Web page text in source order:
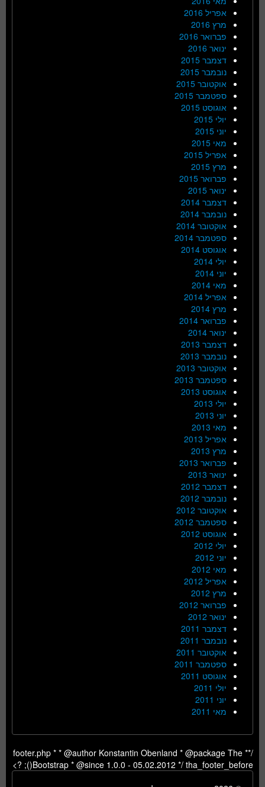
אפריל 2016
מרץ 2016
פברואר 2016
ינואר 2016
דצמבר 2015
נובמבר 2015
אוקטובר 2015
ספטמבר 2015
אוגוסט 2015
יולי 2015
יוני 2015
מאי 2015
אפריל 2015
מרץ 2015
פברואר 2015
ינואר 2015
דצמבר 2014
נובמבר 2014
אוקטובר 2014
ספטמבר 2014
אוגוסט 2014
יולי 2014
יוני 2014
מאי 2014
אפריל 2014
מרץ 2014
פברואר 2014
ינואר 2014
דצמבר 2013
נובמבר 2013
אוקטובר 2013
ספטמבר 2013
אוגוסט 2013
יולי 2013
יוני 2013
מאי 2013
אפריל 2013
מרץ 2013
פברואר 2013
ינואר 2013
דצמבר 2012
נובמבר 2012
אוקטובר 2012
ספטמבר 2012
אוגוסט 2012
יולי 2012
יוני 2012
מאי 2012
אפריל 2012
מרץ 2012
פברואר 2012
ינואר 2012
דצמבר 2011
נובמבר 2011
אוקטובר 2011
ספטמבר 2011
אוגוסט 2011
יולי 2011
יוני 2011
מאי 2011
/** footer.php * * @author Konstantin Obenland * @package The
Bootstrap * @since 1.0.0 - 05.02.2012 */ tha_footer_before(); ?>